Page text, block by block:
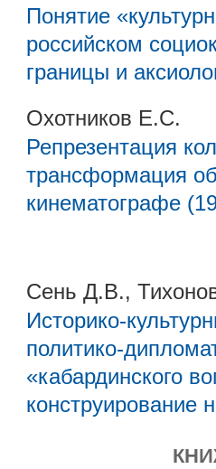
Понятие
российском
границы и
Охотников Е.С.
Репрезентация
трансформация
кинематографе
Сень Д.В.,
Историко-
политико-
«кабардинского
конструирование